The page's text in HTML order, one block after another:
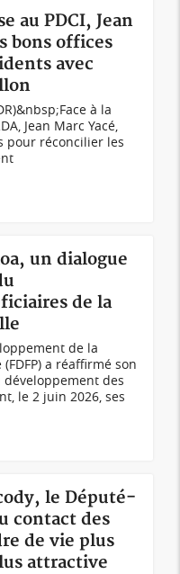
au PDCI, Jean
bons offices
avec
à la
Jean Marc Yacé,
pour réconcilier les
un dialogue
de la
de la
a réaffirmé son
des
le 2 juin 2026, ses
le Député-
contact des
de vie plus
attractive